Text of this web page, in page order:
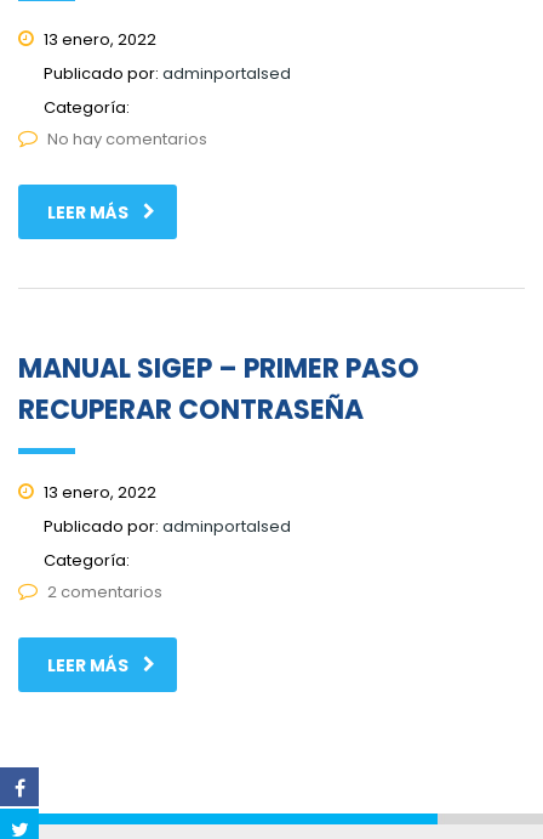
13 enero, 2022
Publicado por: adminportalsed
Categoría:
No hay comentarios
LEER MÁS
MANUAL SIGEP – PRIMER PASO
RECUPERAR CONTRASEÑA
13 enero, 2022
Publicado por: adminportalsed
Categoría:
2 comentarios
LEER MÁS